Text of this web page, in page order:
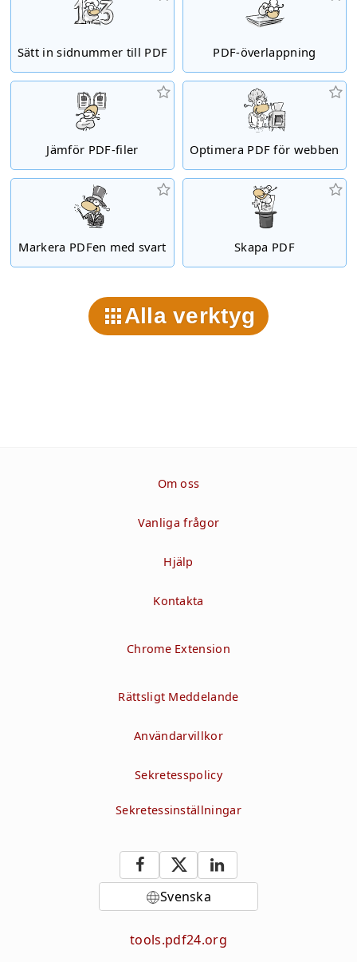
Sätt in sidnummer till PDF PDF-överlappning
Jämför PDF-filer Optimera PDF för webben
Markera PDFen med svart Skapa PDF
Alla verktyg
Om oss
Vanliga frågor
Hjälp
Kontakta
Chrome Extension
Rättsligt Meddelande
Användarvillkor
Sekretesspolicy
Sekretessinställningar
Svenska
tools.pdf24.org